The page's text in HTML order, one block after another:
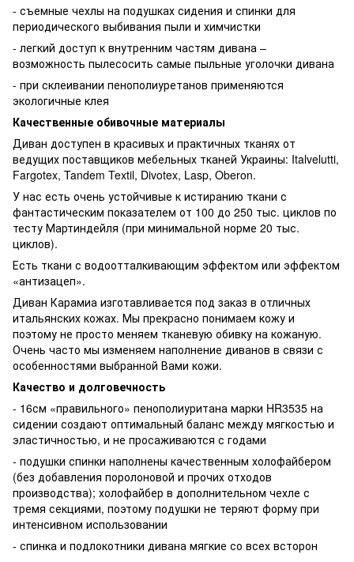
- съемные чехлы на подушках сидения и спинки для
периодического выбивания пыли и химчистки
- легкий доступ к внутренним частям дивана –
возможность пылесосить самые пыльные уголочки дивана
- при склеивании пенополиуретанов применяются
экологичные клея
Качественные обивочные материалы
Диван доступен в красивых и практичных тканях от
ведущих поставщиков мебельных тканей Украины: Italvelutti,
Fargotex, Tandem Textil, Divotex, Lasp, Oberon.
У нас есть очень устойчивые к истиранию ткани с
фантастическим показателем от 100 до 250 тыс. циклов по
тесту Мартиндейля (при минимальной норме 20 тыс.
циклов).
Есть ткани с водоотталкивающим эффектом или эффектом
«антизацеп».
Диван Карамиа изготавливается под заказ в отличных
итальянских кожах. Мы прекрасно понимаем кожу и
поэтому не просто меняем тканевую обивку на кожаную.
Очень часто мы изменяем наполнение диванов в связи с
особенностями выбранной Вами кожи.
Качество и долговечность
- 16см «правильного» пенополиуритана марки HR3535 на
сидении создают оптимальный баланс между мягкостью и
эластичностью, и не просаживаются с годами
- подушки спинки наполнены качественным холофайбером
(без добавления поролоновой и прочих отходов
производства); холофайбер в дополнительном чехле с
тремя секциями, поэтому подушки не теряют форму при
интенсивном использовании
- спинка и подлокотники дивана мягкие со всех всторон